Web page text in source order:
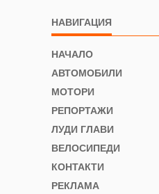
НАВИГАЦИЯ
НАЧАЛО
АВТОМОБИЛИ
МОТОРИ
РЕПОРТАЖИ
ЛУДИ ГЛАВИ
ВЕЛОСИПЕДИ
КОНТАКТИ
РЕКЛАМА